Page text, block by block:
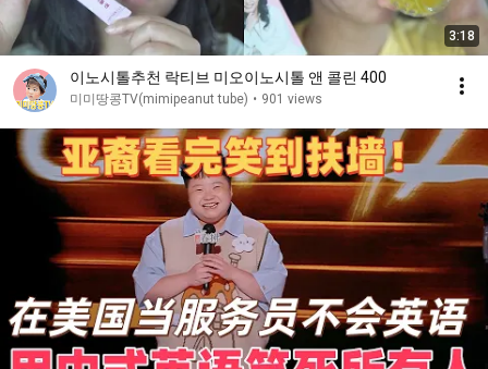
3:18
이노시톨추천 락티브 미오이노시톨 앤 콜린 400
미미땅콩TV(mimipeanut tube) • 901 views